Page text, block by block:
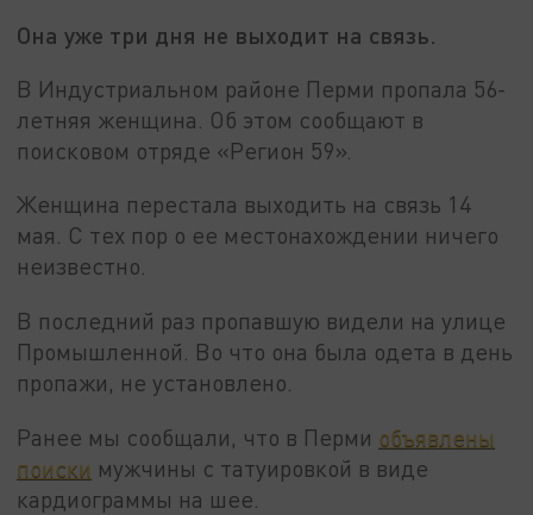
Она уже три дня не выходит на связь.
В Индустриальном районе Перми пропала 56-
летняя женщина. Об этом сообщают в
поисковом отряде «Регион 59».
Женщина перестала выходить на связь 14
мая. С тех пор о ее местонахождении ничего
неизвестно.
В последний раз пропавшую видели на улице
Промышленной. Во что она была одета в день
пропажи, не установлено.
Ранее мы сообщали, что в Перми объявлены
поиски мужчины с татуировкой в виде
кардиограммы на шее.